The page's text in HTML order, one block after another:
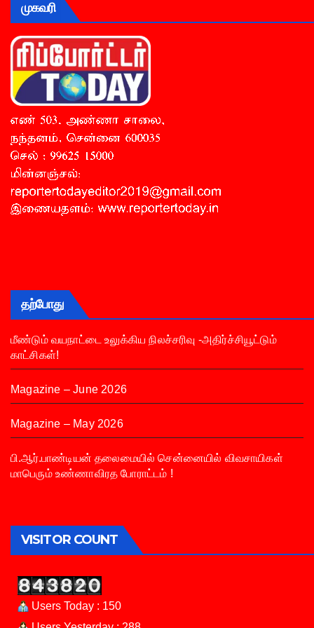
முகவரி
தற்போது
மீண்டும் வயநாட்டை உலுக்கிய நிலச்சரிவு -அதிர்ச்சியூட்டும்
காட்சிகள்!
Magazine – June 2026
Magazine – May 2026
பி.ஆர்.பாண்டியன் தலைமையில் சென்னையில் விவசாயிகள்
மாபெரும் உண்ணாவிரத போராட்டம் !
VISITOR COUNT
Users Today : 150